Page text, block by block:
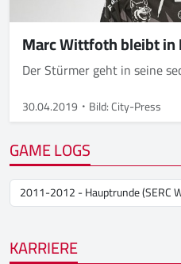
Marc Wittfoth bleibt in
Der Stürmer geht in seine
30.04.2019 Bild: City-Press
GAME LOGS
KARRIERE